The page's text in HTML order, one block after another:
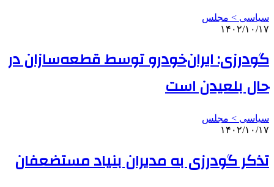
سیاسی > مجلس
۱۴۰۲/۱۰/۱۷
گودرزی: ایران‌خودرو توسط قطعه‌سازان در
حال بلعیدن است
سیاسی > مجلس
۱۴۰۲/۱۰/۱۷
تذکر گودرزی به مدیران بنیاد مستضعفان